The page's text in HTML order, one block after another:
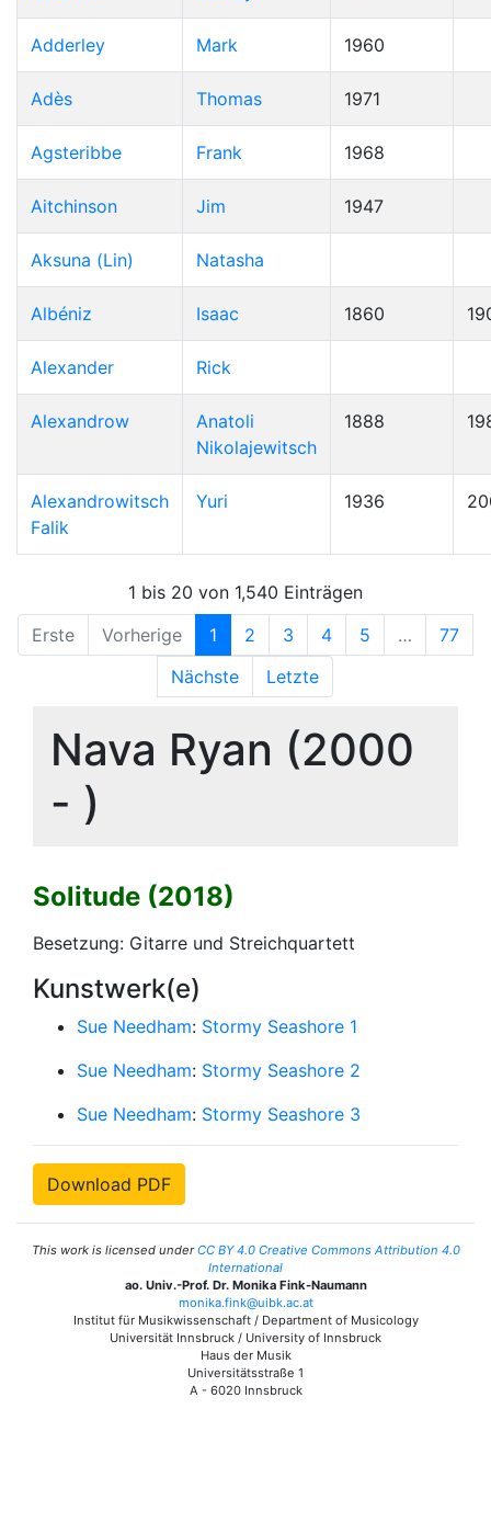
Adderley Mark 1960
Adès Thomas 1971
Agsteribbe Frank 1968
Aitchinson Jim 1947
Aksuna (Lin) Natasha
Albéniz Isaac 1860
Alexander Rick
Alexandrow
Anatoli
Nikolajewitsch
1888
Alexandrowitsch
Falik
Yuri 1936
1 bis 20 von 1,540 Einträgen
Erste
Vorherige 1 2 3 4 5 …
77
Nächste
Letzte
Nava Ryan (2000
- )
Solitude (2018)
Besetzung: Gitarre und Streichquartett
Kunstwerk(e)
Sue Needham: Stormy Seashore 1
Sue Needham: Stormy Seashore 2
Sue Needham: Stormy Seashore 3
Download PDF
This work is licensed underCC BY 4.0 Creative Commons Attribution 4.0
International
ao. Univ.-Prof. Dr. Monika Fink-Naumann
monika.fink@uibk.ac.at
Institut für Musikwissenschaft / Department of Musicology
Universität Innsbruck / University of Innsbruck
Haus der Musik
Universitätsstraße 1
A - 6020 Innsbruck